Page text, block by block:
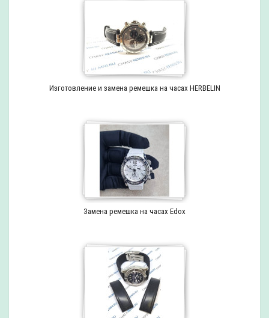
Изготовление и замена ремешка на часах HERBELIN
Замена ремешка на часах Edox